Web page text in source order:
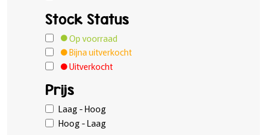
Stock Status
Op voorraad
Bijna uitverkocht
Uitverkocht
Prijs
Laag - Hoog
Hoog - Laag